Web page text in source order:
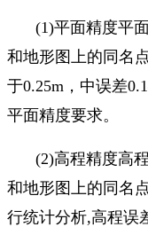
(1)平面精度平
和地形图上的同名
于0.25m ，中误差0.
平面精度要求。
(2)高程精度高
和地形图上的同名
行统计分析,高程误